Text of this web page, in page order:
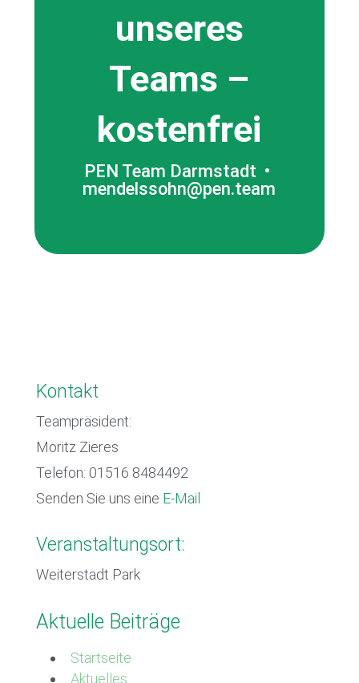
unseres
Teams –
kostenfrei
PEN Team Darmstadt •
mendelssohn@pen.team
Kontakt
Teampräsident:
Moritz Zieres
Telefon: 01516 8484492
Senden Sie uns eine E-Mail
Veranstaltungsort:
Weiterstadt Park
Aktuelle Beiträge
Startseite
Aktuelles